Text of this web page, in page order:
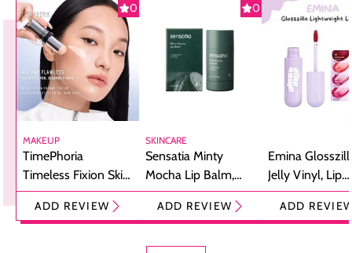
0
MAKEUP
TimePhoria
Timeless Fixion Skin
Tint Stick,
Foundation dan
ADD REVIEW
0
SKINCARE
Sensatia Minty
Mocha Lip Balm,
Pelembap Bibir
dengan Aroma
ADD REVIEW
Emina
Jelly Vinyl, Lip
Cream Glossy
Ringan
ADD